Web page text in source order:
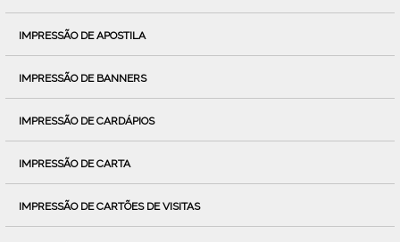
IMPRESSÃO DE APOSTILA
IMPRESSÃO DE BANNERS
IMPRESSÃO DE CARDÁPIOS
IMPRESSÃO DE CARTA
IMPRESSÃO DE CARTÕES DE VISITAS